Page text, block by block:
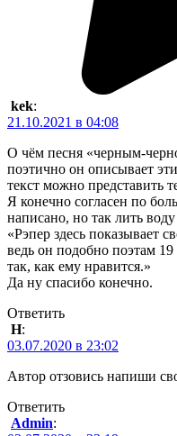
kek:
21.10.2021 в 04:08
О чём песня «черным-
поэтично он описывает
текст можно представить
Я конечно согласен по
написано, но так лить
«Рэпер здесь показывает
ведь он подобно поэтам 19
так, как ему нравится.»
Да ну спасибо конечно.
Ответить
Н:
03.07.2020 в 23:02
Автор отзовись напиши
Ответить
Admin: